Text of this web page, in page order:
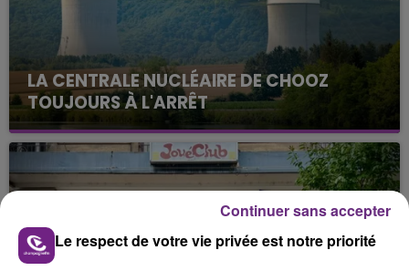
LA CENTRALE NUCLÉAIRE DE CHOOZ
TOUJOURS À L'ARRÊT
Cela fait déjà une semaine que la centrale
nucléaire ardennaise est à l'arrêt. Une situation
justifiée par la sécheresse intense qui est toujours
présente.
Le respect de votre vie privée est notre priorité
Continuer sans accepter